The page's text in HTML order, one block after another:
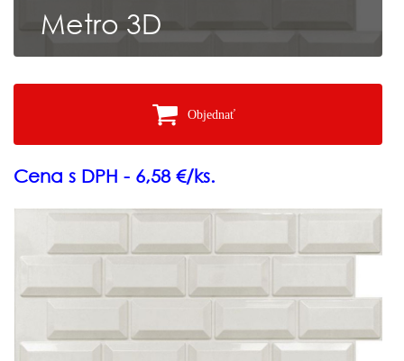
Metro 3D
Objednať
Cena s DPH - 6,58 €/ks.